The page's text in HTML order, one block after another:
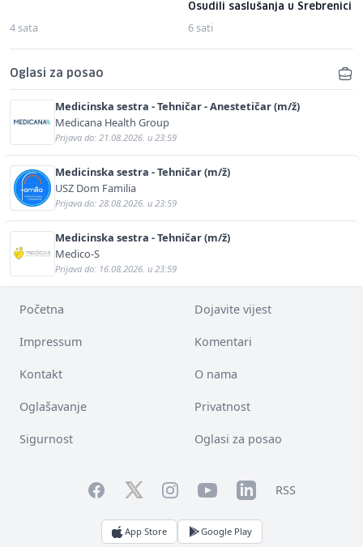
4 sata
Osudili saslušanja u Srebrenici
6 sati
Oglasi za posao
Medicinska sestra - Tehničar - Anestetičar (m/ž)
Medicana Health Group
Prijava do: 21.08.2026. u 23:59
Medicinska sestra - Tehničar (m/ž)
USZ Dom Familia
Prijava do: 28.08.2026. u 23:59
Medicinska sestra - Tehničar (m/ž)
Medico-S
Prijava do: 16.08.2026. u 23:59
Početna Dojavite vijest
Impressum Komentari
Kontakt O nama
Oglašavanje Privatnost
Sigurnost Oglasi za posao
FacebookTwitterInstagramYouTubeLinkedInRSS
App Store Google Play